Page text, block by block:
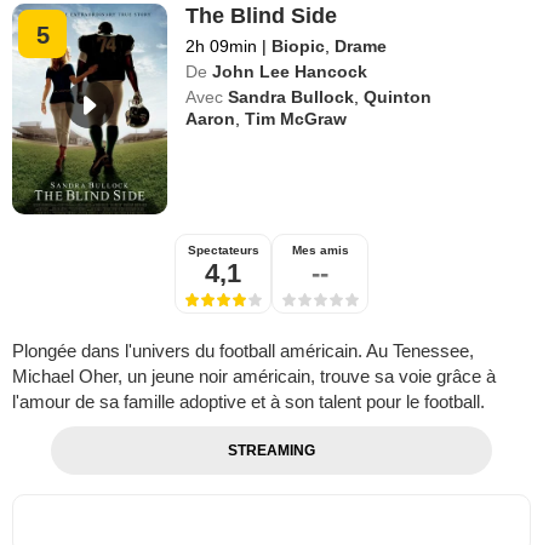
5
The Blind Side
2h 09min | Biopic Drame
De John Lee Hancock
Avec Sandra Bullock ,Quinton
Aaron ,Tim McGraw
Spectateurs
4,1
Mes amis
--
Plongée dans l'univers du football américain. Au Tenessee,
Michael Oher, un jeune noir américain, trouve sa voie grâce à
l'amour de sa famille adoptive et à son talent pour le football.
STREAMING